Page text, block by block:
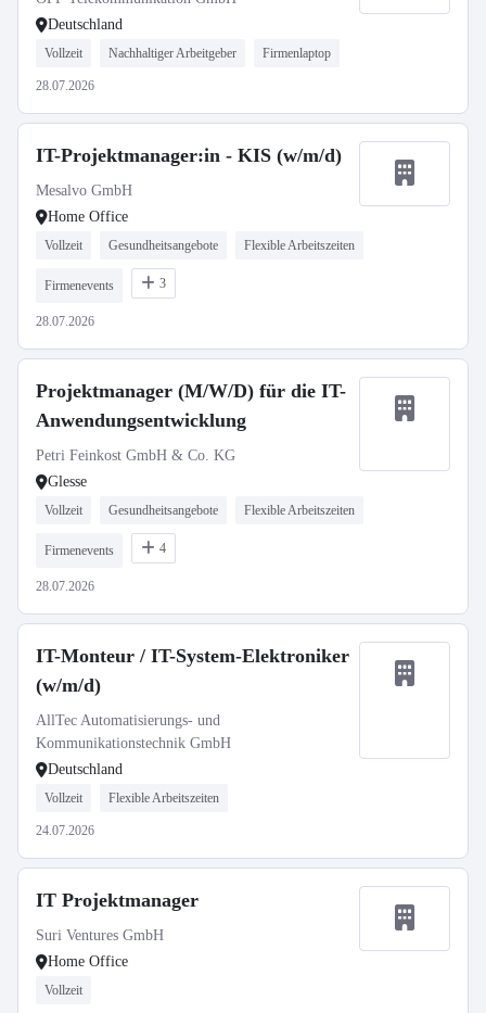
Deutschland
Vollzeit Nachhaltiger Arbeitgeber Firmenlaptop
28.07.2026
IT-Projektmanager:in - KIS (w/m/d)
Mesalvo GmbH
Home Office
Vollzeit Gesundheitsangebote Flexible Arbeitszeiten
Firmenevents 3
28.07.2026
Projektmanager (M/W/D) für die IT-
Anwendungsentwicklung
Petri Feinkost GmbH & Co. KG
Glesse
Vollzeit Gesundheitsangebote Flexible Arbeitszeiten
Firmenevents 4
28.07.2026
IT-Monteur / IT-System-Elektroniker
(w/m/d)
AllTec Automatisierungs- und
Kommunikationstechnik GmbH
Deutschland
Vollzeit Flexible Arbeitszeiten
24.07.2026
IT Projektmanager
Suri Ventures GmbH
Home Office
Vollzeit